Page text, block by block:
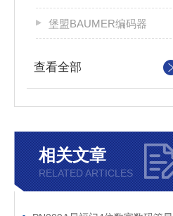
堡盟BAUMER编码器
查看全部
相关文章
RELATED ARTICLES